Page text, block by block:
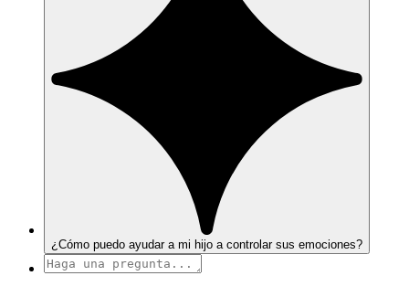
¿Cómo puedo ayudar a mi hijo a controlar sus emociones?